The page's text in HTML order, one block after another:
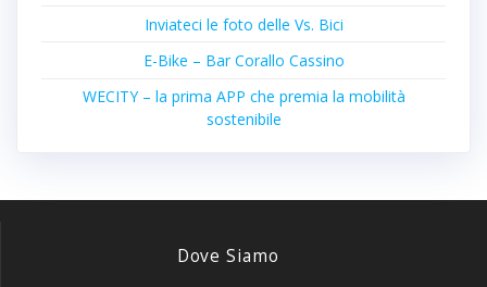
Inviateci le foto delle Vs. Bici
E-Bike – Bar Corallo Cassino
WECITY – la prima APP che premia la mobilità
sostenibile
Dove Siamo